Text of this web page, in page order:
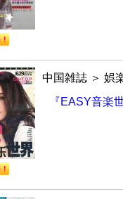
中国雑誌 ＞ 娯
『EASY音楽